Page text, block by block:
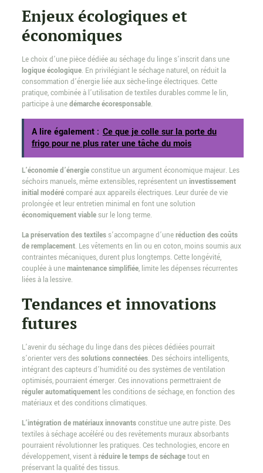
Enjeux écologiques et
économiques
Le choix d’une pièce dédiée au séchage du linge s’inscrit dans une
logique écologique. En privilégiant le séchage naturel, on réduit la
consommation d’énergie liée aux sèche-linge électriques. Cette
pratique, combinée à l’utilisation de textiles durables comme le lin,
participe à unedémarche écoresponsable.
A lire également : Ce que je colle sur la porte du
frigo pour ne plus rater une tâche du mois
L’économie d’énergieconstitue un argument économique majeur. Les
séchoirs manuels, même extensibles, représentent un investissement
initial modérécomparé aux appareils électriques. Leur durée de vie
prolongée et leur entretien minimal en font une solution
économiquement viablesur le long terme.
La préservation des textiless’accompagne d’uneréduction des coûts
de remplacement. Les vêtements en lin ou en coton, moins soumis aux
contraintes mécaniques, durent plus longtemps. Cette longévité,
couplée à unemaintenance simplifiée, limite les dépenses récurrentes
liées à la lessive.
Tendances et innovations
futures
L’avenir du séchage du linge dans des pièces dédiées pourrait
s’orienter vers dessolutions connectées. Des séchoirs intelligents,
intégrant des capteurs d’humidité ou des systèmes de ventilation
optimisés, pourraient émerger. Ces innovations permettraient de
réguler automatiquementles conditions de séchage, en fonction des
matériaux et des conditions climatiques.
L’intégration de matériaux innovantsconstitue une autre piste. Des
textiles à séchage accéléré ou des revêtements muraux absorbants
pourraient révolutionner les pratiques. Ces technologies, encore en
développement, visent àréduire le temps de séchagetout en
préservant la qualité des tissus.